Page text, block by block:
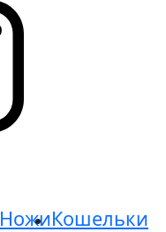
НожиКошельки